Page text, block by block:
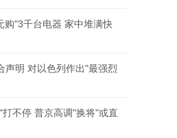
购"3千台电器 家中堆满快
声明 对以色列作出"最强烈
不停 普京高调"换将"或直